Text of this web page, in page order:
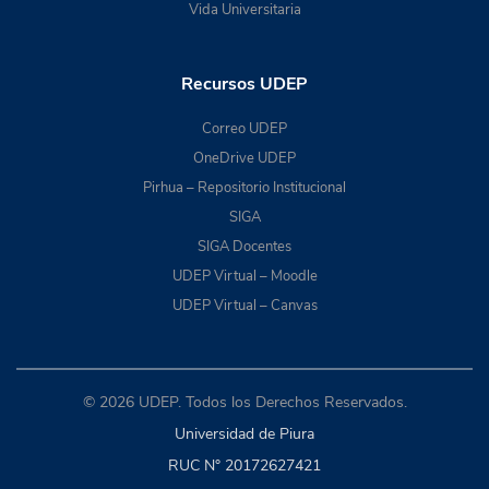
Vida Universitaria
Recursos UDEP
Correo UDEP
OneDrive UDEP
Pirhua – Repositorio Institucional
SIGA
SIGA Docentes
UDEP Virtual – Moodle
UDEP Virtual – Canvas
© 2026 UDEP. Todos los Derechos Reservados.
Universidad de Piura
RUC N° 20172627421